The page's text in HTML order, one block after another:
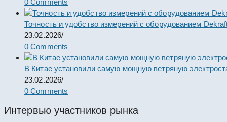
0 Comments
Точность и удобство измерений с оборудованием
23.02.2026/
0 Comments
В Китае установили самую мощную ветряную
23.02.2026/
0 Comments
Интервью участников рынка